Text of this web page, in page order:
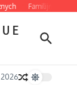
Familijny spór o
UE